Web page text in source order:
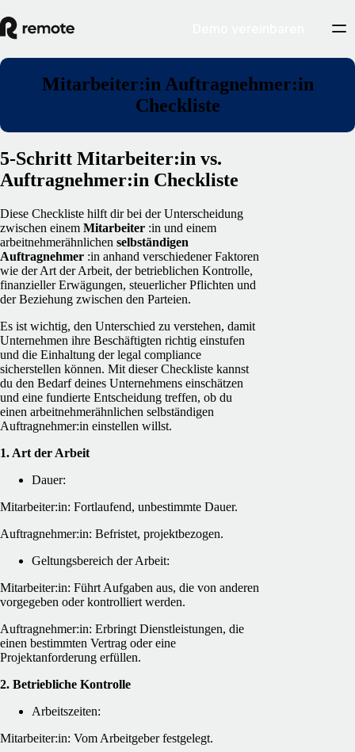
Mitarbeiter:in Auftragnehmer:in
Checkliste
5-Schritt Mitarbeiter:in vs.
Auftragnehmer:in Checkliste
Diese Checkliste hilft dir bei der Unterscheidung
zwischen einem Mitarbeiter :in und einem
arbeitnehmerähnlichen selbständigen
Auftragnehmer :in anhand verschiedener Faktoren
wie der Art der Arbeit, der betrieblichen Kontrolle,
finanzieller Erwägungen, steuerlicher Pflichten und
der Beziehung zwischen den Parteien.
Es ist wichtig, den Unterschied zu verstehen, damit
Unternehmen ihre Beschäftigten richtig einstufen
und die Einhaltung der legal compliance
sicherstellen können. Mit dieser Checkliste kannst
du den Bedarf deines Unternehmens einschätzen
und eine fundierte Entscheidung treffen, ob du
einen arbeitnehmerähnlichen selbständigen
Auftragnehmer:in einstellen willst.
1. Art der Arbeit
Dauer:
Mitarbeiter:in: Fortlaufend, unbestimmte Dauer.
Auftragnehmer:in: Befristet, projektbezogen.
Geltungsbereich der Arbeit:
Mitarbeiter:in: Führt Aufgaben aus, die von anderen
vorgegeben oder kontrolliert werden.
Auftragnehmer:in: Erbringt Dienstleistungen, die
einen bestimmten Vertrag oder eine
Projektanforderung erfüllen.
2. Betriebliche Kontrolle
Arbeitszeiten:
Mitarbeiter:in: Vom Arbeitgeber festgelegt.